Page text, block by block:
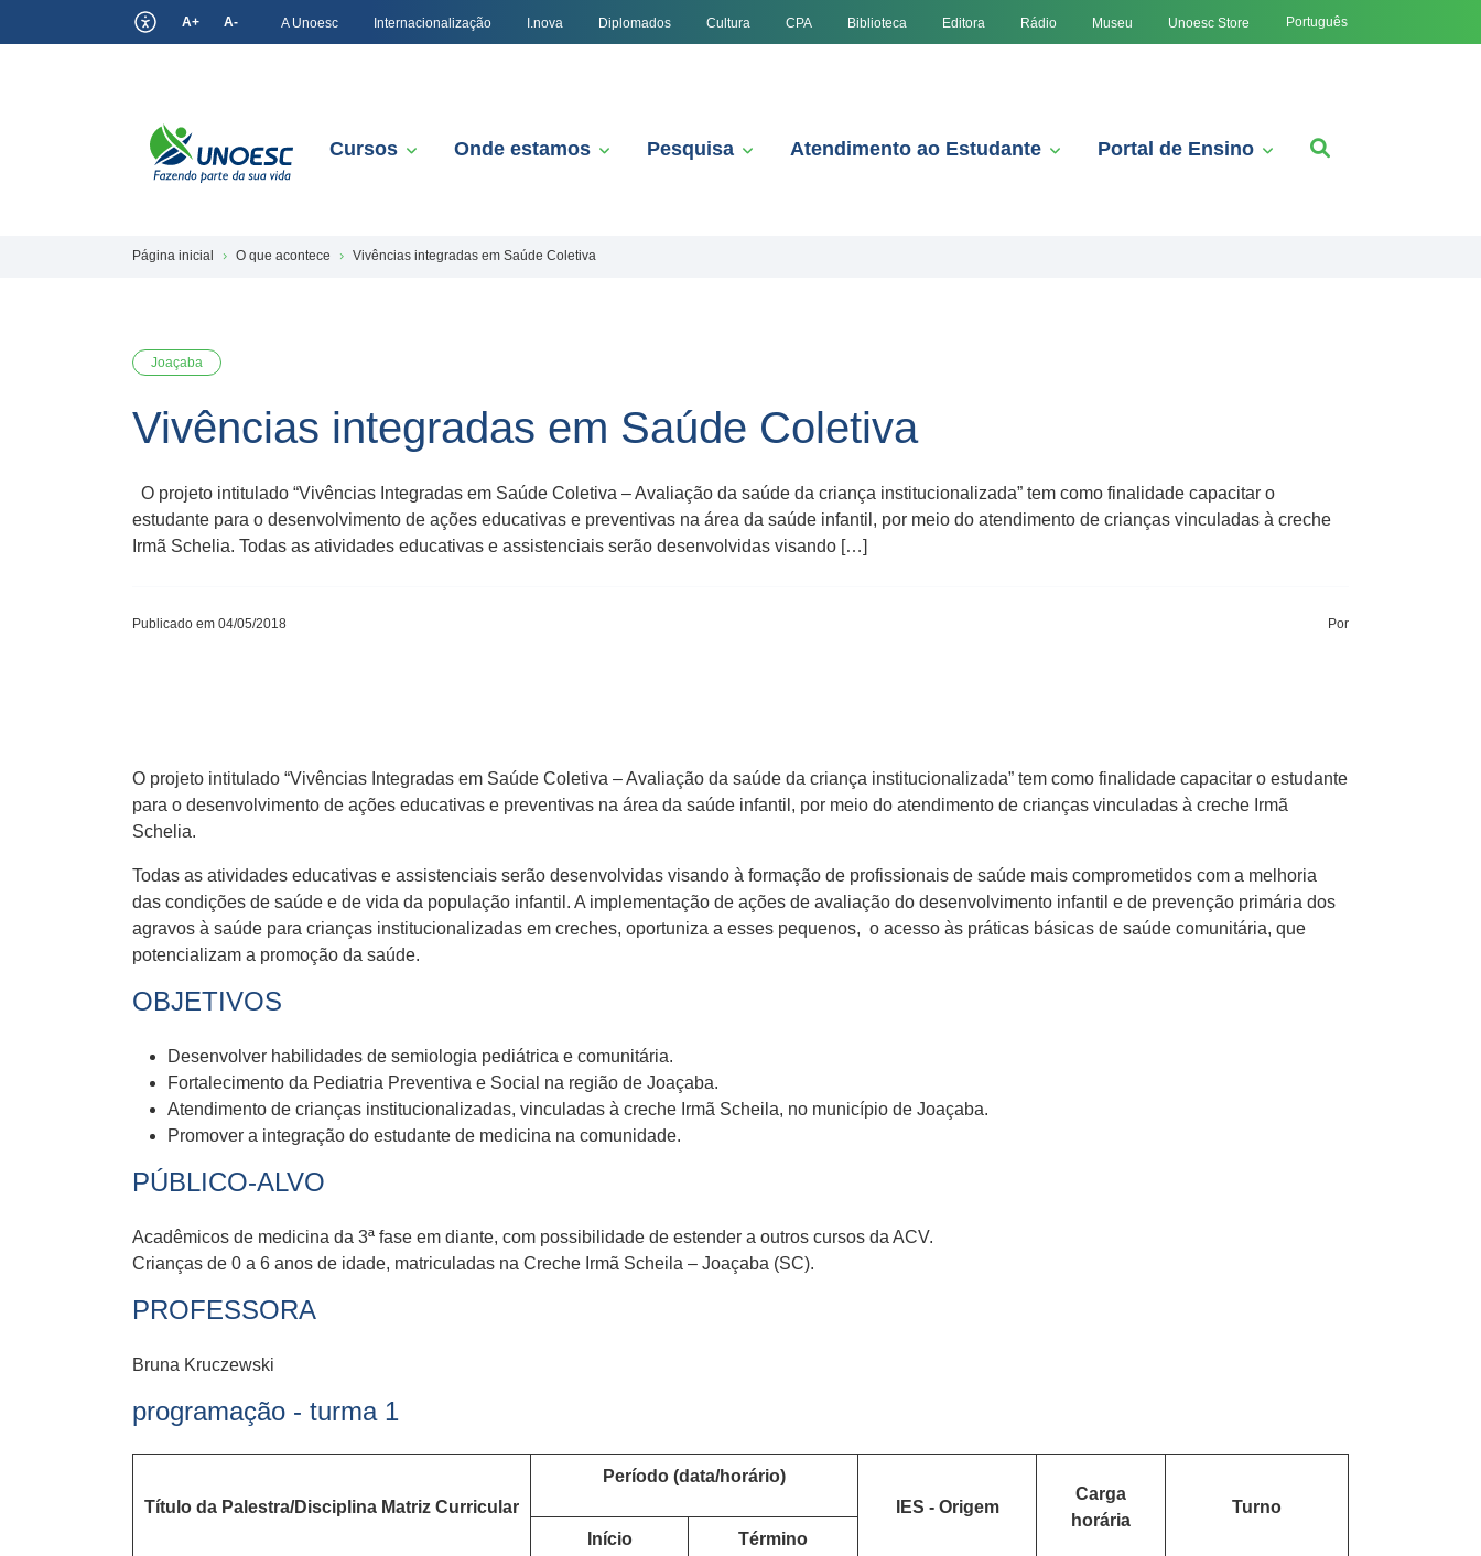
A+ A- A Unoesc Internacionalização I.nova Diplomados Cultura CPA Biblioteca Editora Rádio Museu Unoesc Store Português
Cursos Onde estamos Pesquisa Atendimento ao Estudante Portal de Ensino
Página inicial O que acontece Vivências integradas em Saúde Coletiva
Joaçaba
Vivências integradas em Saúde Coletiva
O projeto intitulado “Vivências Integradas em Saúde Coletiva – Avaliação da saúde da criança institucionalizada” tem como finalidade capacitar o
estudante para o desenvolvimento de ações educativas e preventivas na área da saúde infantil, por meio do atendimento de crianças vinculadas à creche
Irmã Schelia. Todas as atividades educativas e assistenciais serão desenvolvidas visando […]
Publicado em 04/05/2018 Por
O projeto intitulado “Vivências Integradas em Saúde Coletiva – Avaliação da saúde da criança institucionalizada” tem como finalidade capacitar o estudante
para o desenvolvimento de ações educativas e preventivas na área da saúde infantil, por meio do atendimento de crianças vinculadas à creche Irmã
Schelia.
Todas as atividades educativas e assistenciais serão desenvolvidas visando à formação de profissionais de saúde mais comprometidos com a melhoria
das condições de saúde e de vida da população infantil. A implementação de ações de avaliação do desenvolvimento infantil e de prevenção primária dos
agravos à saúde para crianças institucionalizadas em creches, oportuniza a esses pequenos, o acesso às práticas básicas de saúde comunitária, que
potencializam a promoção da saúde.
OBJETIVOS
Desenvolver habilidades de semiologia pediátrica e comunitária.
Fortalecimento da Pediatria Preventiva e Social na região de Joaçaba.
Atendimento de crianças institucionalizadas, vinculadas à creche Irmã Scheila, no município de Joaçaba.
Promover a integração do estudante de medicina na comunidade.
PÚBLICO-ALVO
Acadêmicos de medicina da 3ª fase em diante, com possibilidade de estender a outros cursos da ACV.
Crianças de 0 a 6 anos de idade, matriculadas na Creche Irmã Scheila – Joaçaba (SC).
PROFESSORA
Bruna Kruczewski
programação - turma 1
Título da Palestra/Disciplina Matriz Curricular
Período (data/horário)
IES - Origem
Carga
horária
Turno
Início
Término